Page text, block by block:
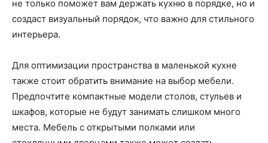
не только поможет вам держать кухню в порядке, но и
создаст визуальный порядок, что важно для стильного
интерьера.
Для оптимизации пространства в маленькой кухне
также стоит обратить внимание на выбор мебели.
Предпочтите компактные модели столов, стульев и
шкафов, которые не будут занимать слишком много
места. Мебель с открытыми полками или